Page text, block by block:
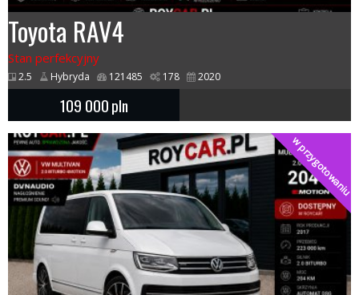
Toyota RAV4
Stan perfekcyjny
2.5 Hybryda 121485 178 2020
109 000pln
w przygotowaniu